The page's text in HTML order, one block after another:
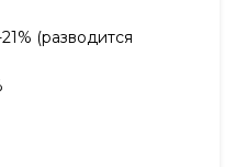
(разводится